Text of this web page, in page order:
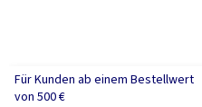
Für Kunden ab einem Bestellwert
von 500 €